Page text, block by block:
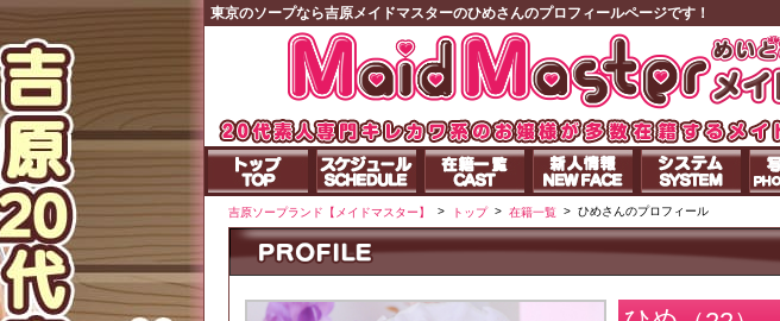
東京のソープなら吉原メイドマスターのひめさんのプロフィールページです！
吉原ソープランド【メイドマスター】 > トップ > 在籍一覧 > ひめさんのプロフィール